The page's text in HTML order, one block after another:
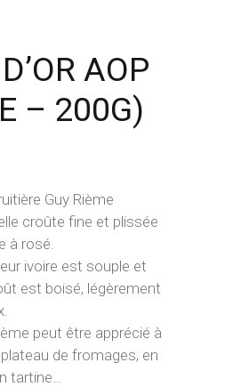
AOP
– 200G)
Guy Rième
croûte fine et plissée
à rosé.
ivoire est souple et
est boisé, légèrement
peut être apprécié à
de fromages, en
tartine…